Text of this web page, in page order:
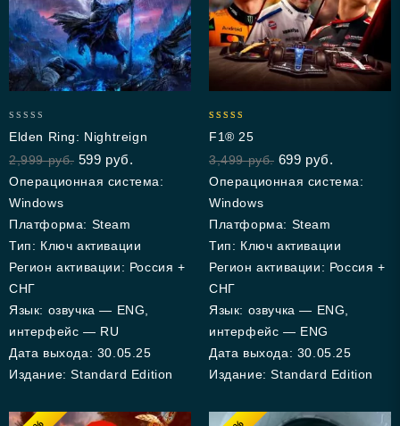
out
of
5
Elden Ring: Nightreign
2,999руб. 599 руб.
Операционная система:
Windows
Платформа: Steam
Тип: Ключ активации
Регион активации: Россия +
СНГ
Язык: озвучка — ENG,
интерфейс — RU
Дата выхода: 30.05.25
Издание: Standard Edition
out of 5
F1® 25
3,499руб. 699 руб.
Операционная система:
Windows
Платформа: Steam
Тип: Ключ активации
Регион активации: Россия +
СНГ
Язык: озвучка — ENG,
интерфейс — ENG
Дата выхода: 30.05.25
Издание: Standard Edition